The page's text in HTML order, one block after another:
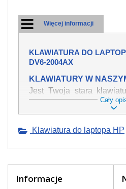
Więcej informacji
KLAWIATURA DO
DV6-2004AX
KLAWIATURY W
Jest Twoja stara
HP Pavilion dv6-2004ax
uszkodzona, polałeś ją
swojej pozycji? Kup
Oferujemy oryginalne
stronie internetowej ją
Cały
Klawiatura do laptopa HP
Informacje